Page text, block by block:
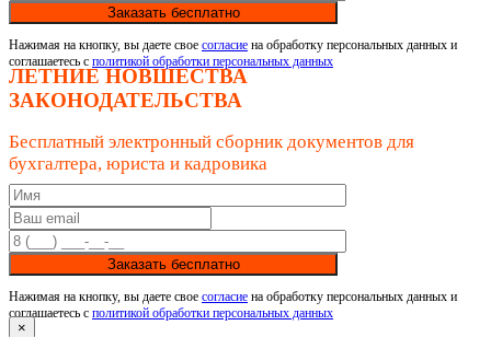
Заказать бесплатно
Нажимая на кнопку, вы даете свое согласие на обработку персональных данных и
соглашаетесь с политикой обработки персональных данных
ЛЕТНИЕ НОВШЕСТВА
ЗАКОНОДАТЕЛЬСТВА
Бесплатный электронный сборник документов для
бухгалтера, юриста и кадровика
Заказать бесплатно
Нажимая на кнопку, вы даете свое согласие на обработку персональных данных и
соглашаетесь с политикой обработки персональных данных
×